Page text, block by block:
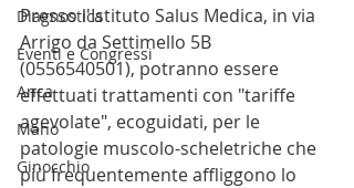
Diagnostica
Eventi e Congressi
Anca
Mano
Ginocchio
Presso l'Istituto Salus Medica, in via
Arrigo da Settimello 5B
(0556540501), potranno essere
effettuati trattamenti con "tariffe
agevolate", ecoguidati, per le
patologie muscolo-scheletriche che
più frequentemente affliggono lo